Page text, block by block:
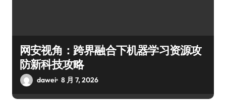
网安视角：跨界融合下机器学习资源攻
防新科技攻略
dawei 8 月 7, 2026